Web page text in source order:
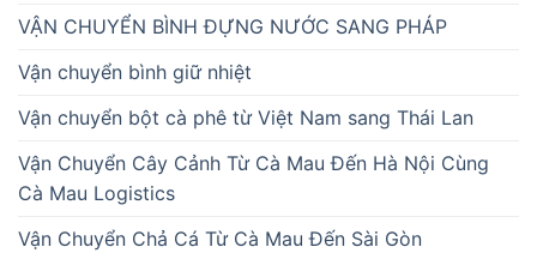
VẬN CHUYỂN BÌNH ĐỰNG NƯỚC SANG PHÁP
Vận chuyển bình giữ nhiệt
Vận chuyển bột cà phê từ Việt Nam sang Thái Lan
Vận Chuyển Cây Cảnh Từ Cà Mau Đến Hà Nội Cùng
Cà Mau Logistics
Vận Chuyển Chả Cá Từ Cà Mau Đến Sài Gòn